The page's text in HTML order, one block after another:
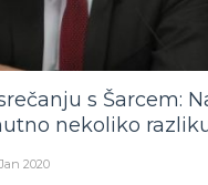
s Šarcem:
nekoliko
2020